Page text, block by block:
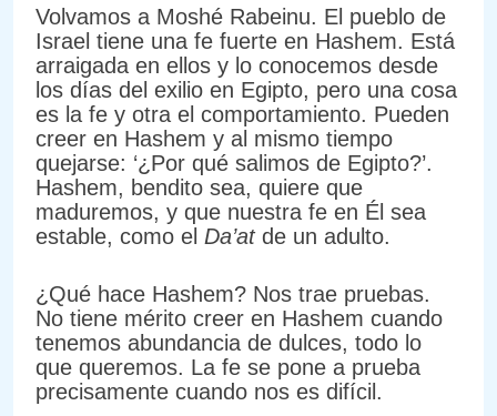
Volvamos a Moshé Rabeinu. El pueblo de
Israel tiene una fe fuerte en Hashem. Está
arraigada en ellos y lo conocemos desde
los días del exilio en Egipto, pero una cosa
es la fe y otra el comportamiento. Pueden
creer en Hashem y al mismo tiempo
quejarse: ‘¿Por qué salimos de Egipto?’.
Hashem, bendito sea, quiere que
maduremos, y que nuestra fe en Él sea
estable, como el Da’atde un adulto.
¿Qué hace Hashem? Nos trae pruebas.
No tiene mérito creer en Hashem cuando
tenemos abundancia de dulces, todo lo
que queremos. La fe se pone a prueba
precisamente cuando nos es difícil.